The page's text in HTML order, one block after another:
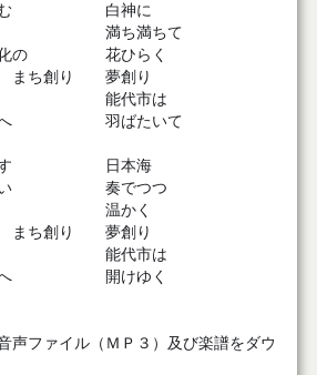
望む 白神に
満ち満ちて
の 花ひらく
創り 夢創り
能代市は
羽ばたいて
らす 日本海
奏でつつ
温かく
創り 夢創り
能代市は
開けゆく
声ファイル（ＭＰ３）及び楽譜をダウ